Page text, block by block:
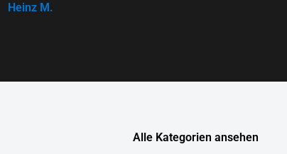
Heinz M.
Alle Kategorien ansehen